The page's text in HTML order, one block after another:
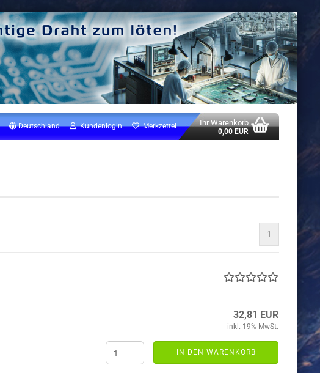
Ihr Warenkorb
0,00 EUR
Deutschland Kundenlogin Merkzettel
1
32,81 EUR
inkl. 19% MwSt.
IN DEN WARENKORB